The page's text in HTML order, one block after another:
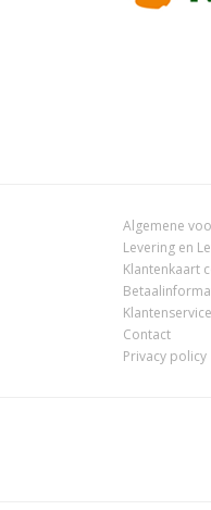
Algemene
Levering en
Klantenkaart
Klantenservice
Contact
Privacy policy